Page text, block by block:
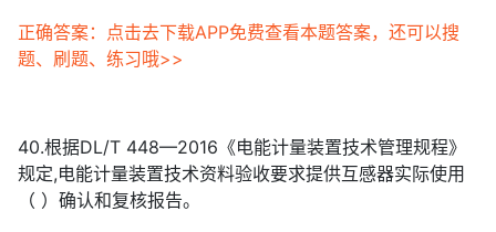
正确答案：点击去下载APP免费查看本题答案，还可以搜
题、刷题、练习哦>>
40.根据DL/T 448—2016《电能计量装置技术管理规程》
规定,电能计量装置技术资料验收要求提供互感器实际使用
（ ）确认和复核报告。